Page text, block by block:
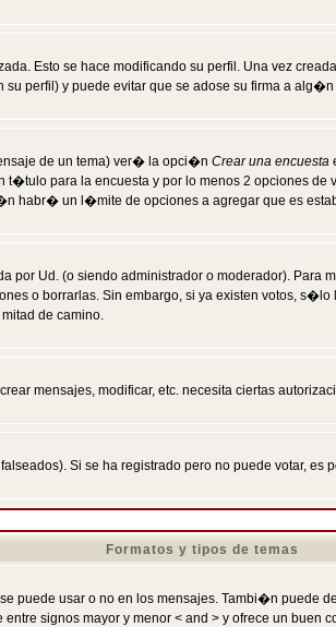
Esto se hace modificando su perfil. Una vez
perfil) y puede evitar que se adose su firma a
de un tema) ver� la opci�n Crear una encuesta
para la encuesta y por lo menos 2 opciones
habr� un l�mite de opciones a agregar que es
Ud. (o siendo administrador o moderador). Para
o borrarlas. Sin embargo, si ya existen votos,
de camino.
mensajes, modificar, etc. necesita ciertas
Si se ha registrado pero no puede votar,
Formatos y tipos de temas
puede usar o no en los mensajes. Tambi�n
entre signos mayor y menor < and > y ofrece un